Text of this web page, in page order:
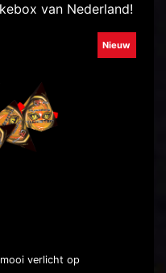
van Nederland!
Nieuw
verlicht op